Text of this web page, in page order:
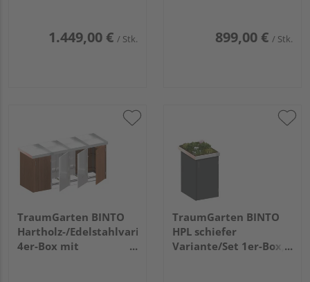
1.449,00 € / Stk. 899,00 € / Stk.
TraumGarten BINTO
Hartholz-/Edelstahlvariante
4er-Box mit
TraumGarten BINTO
HPL schiefer
Variante/Set 1er-Box,